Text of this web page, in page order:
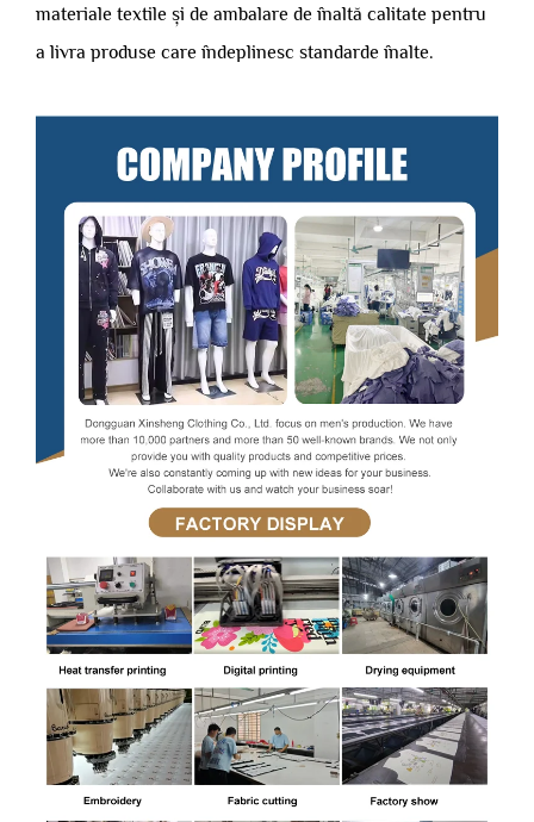
materiale textile și de ambalare de înaltă calitate pentru
a livra produse care îndeplinesc standarde înalte.